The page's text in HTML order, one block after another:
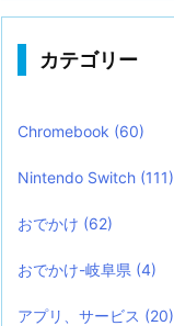
カテゴリー
Chromebook (60)
Nintendo Switch (111)
おでかけ (62)
おでかけ-岐阜県 (4)
アプリ、サービス (20)